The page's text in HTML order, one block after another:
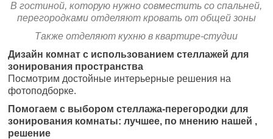
В гостиной, которую нужно совместить со спальней,
перегородками отделяют кровать от общей зоны
Также отделяют кухню в квартире-студии
Дизайн комнат с использованием стеллажей для
зонирования пространства
Посмотрим достойные интерьерные решения на
фотоподборке.
Помогаем с выбором стеллажа-перегородки для
зонирования комнаты: лучшее, по мнению нашей ,
решение